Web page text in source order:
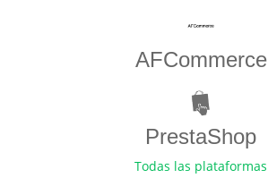
AFCommerce
PrestaShop
Todas las plataformas